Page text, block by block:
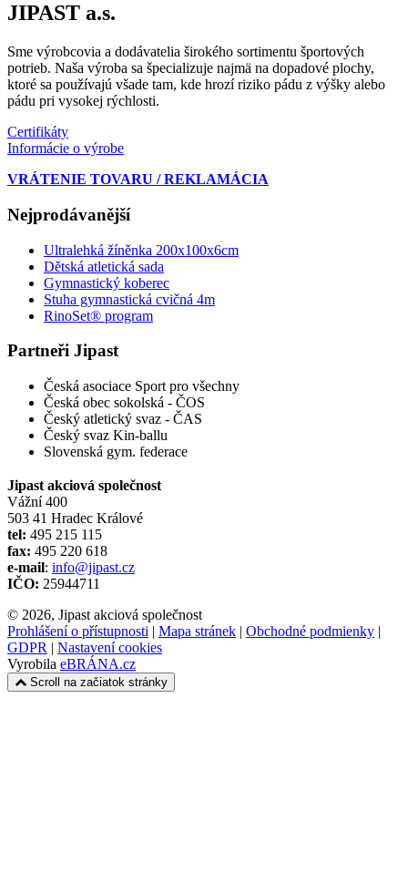
JIPAST a.s.
Sme výrobcovia a dodávatelia širokého sortimentu športových
potrieb. Naša výroba sa špecializuje najmä na dopadové plochy,
ktoré sa používajú všade tam, kde hrozí riziko pádu z výšky alebo
pádu pri vysokej rýchlosti.
Certifikáty
Informácie o výrobe
VRÁTENIE TOVARU / REKLAMÁCIA
Nejprodávanější
Ultralehká žíněnka 200x100x6cm
Dětská atletická sada
Gymnastický koberec
Stuha gymnastická cvičná 4m
RinoSet® program
Partneři Jipast
Česká asociace Sport pro všechny
Česká obec sokolská - ČOS
Český atletický svaz - ČAS
Český svaz Kin-ballu
Slovenská gym. federace
Jipast akciová společnost
Vážní 400
503 41 Hradec Králové
tel: 495 215 115
fax: 495 220 618
e-mail: info@jipast.cz
IČO: 25944711
© 2026, Jipast akciová společnost
Prohlášení o přístupnosti | Mapa stránek | Obchodné podmienky |
GDPR | Nastavení cookies
Vyrobila eBRÁNA.cz
Scroll na začiatok stránky